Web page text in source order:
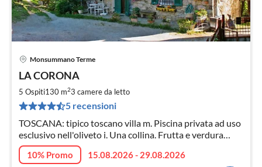
Monsummano Terme
LA CORONA
5 Ospiti130 m23 camere da letto
5 recensioni
TOSCANA: tipico toscano villa m. Piscina privata ad uso
esclusivo nell'oliveto i. Una collina. Frutta e verdura
giardino con barbecue. Satellite, Wifi, come con il cane.
10% Promo 15.08.2026 - 29.08.2026